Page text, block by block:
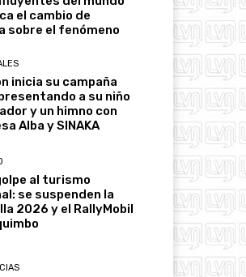
el cambio de
sobre el fenómeno
inicia su campaña
a su niño
y un himno con
Alba y SINAKA
al turismo
se suspenden la
2026 y el RallyMobil